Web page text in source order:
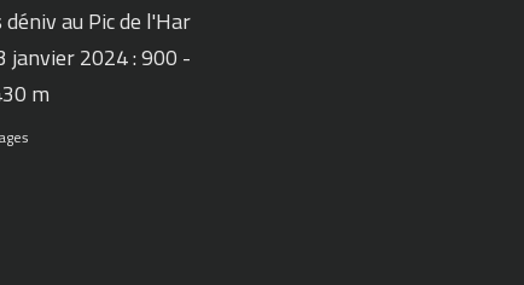
déniv au Pic de l'Har
janvier 2024 : 900 -
m